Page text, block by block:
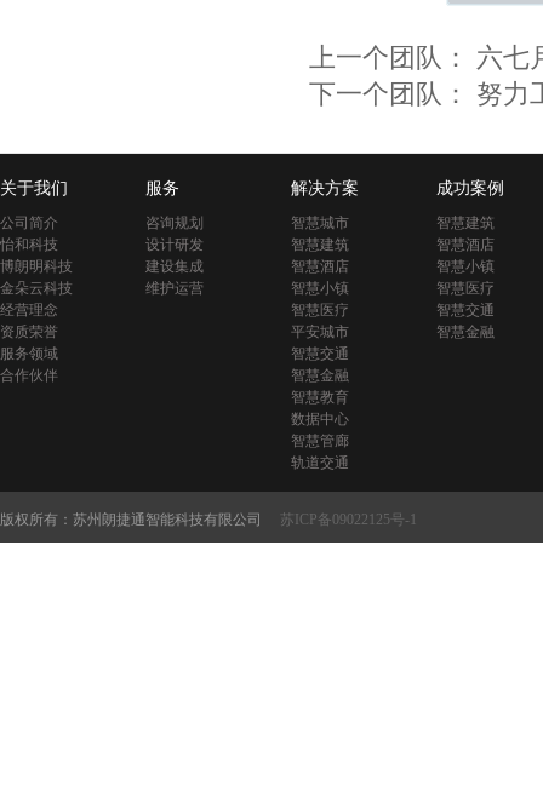
上一个团队： 六七
下一个团队： 努力
关于我们
公司简介
怡和科技
博朗明科技
金朵云科技
经营理念
资质荣誉
服务领域
合作伙伴
服务
咨询规划
设计研发
建设集成
维护运营
解决方案
智慧城市
智慧建筑
智慧酒店
智慧小镇
智慧医疗
平安城市
智慧交通
智慧金融
智慧教育
数据中心
智慧管廊
轨道交通
成功案例
智慧建筑
智慧酒店
智慧小镇
智慧医疗
智慧交通
智慧金融
版权所有：苏州朗捷通智能科技有限公司 苏ICP备09022125号-1